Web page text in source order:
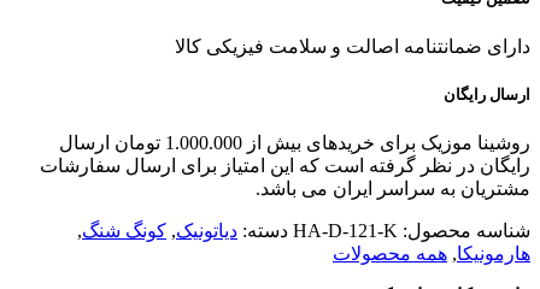
دارای ضمانتنامه اصالت و سلامت فیزیکی کالا
ارسال رایگان
روشینا موزیک برای خریدهای بیش از 1.000.000 تومان ارسال
رایگان در نظر گرفته است که این امتیاز برای ارسال سفارشات
مشتریان به سراسر ایران می باشد.
شناسه محصول: HA-D-121-K دسته: دیاتونیک, کونگ شنگ,
هارمونیکا, همه محصولات